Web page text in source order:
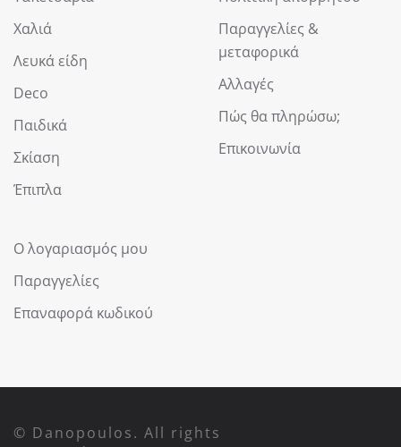
Χαλιά
Λευκά είδη
Deco
Παιδικά
Σκίαση
Έπιπλα
Παραγγελίες &
μεταφορικά
Αλλαγές
Πώς θα πληρώσω;
Επικοινωνία
Ο λογαριασμός μου
Παραγγελίες
Επαναφορά κωδικού
© Danopoulos. All rights